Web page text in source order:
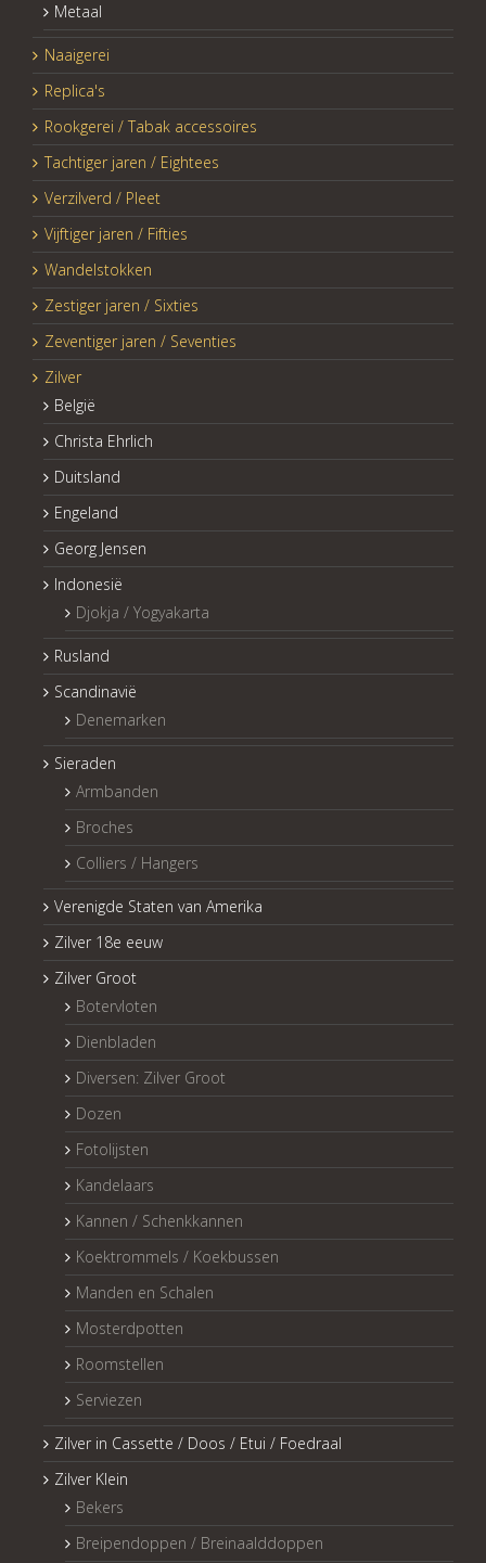
Metaal
Naaigerei
Replica's
Rookgerei / Tabak accessoires
Tachtiger jaren / Eightees
Verzilverd / Pleet
Vijftiger jaren / Fifties
Wandelstokken
Zestiger jaren / Sixties
Zeventiger jaren / Seventies
Zilver
België
Christa Ehrlich
Duitsland
Engeland
Georg Jensen
Indonesië
Djokja / Yogyakarta
Rusland
Scandinavië
Denemarken
Sieraden
Armbanden
Broches
Colliers / Hangers
Verenigde Staten van Amerika
Zilver 18e eeuw
Zilver Groot
Botervloten
Dienbladen
Diversen: Zilver Groot
Dozen
Fotolijsten
Kandelaars
Kannen / Schenkkannen
Koektrommels / Koekbussen
Manden en Schalen
Mosterdpotten
Roomstellen
Serviezen
Zilver in Cassette / Doos / Etui / Foedraal
Zilver Klein
Bekers
Breipendoppen / Breinaalddoppen